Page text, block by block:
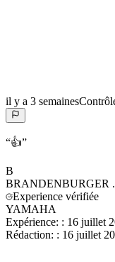
il y a 3 semaines
“👍”
B
BRANDENBURGER
Experience vérifiée
YAMAHA
Expérience: : 16 juillet
Rédaction: : 16 juillet